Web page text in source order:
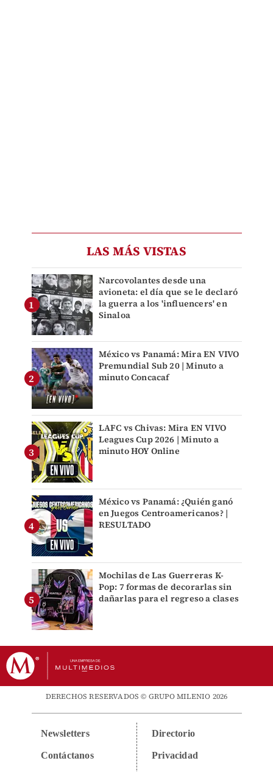
LAS MÁS VISTAS
Narcovolantes desde una
avioneta: el día que se le declaró
la guerra a los 'influencers' en
Sinaloa
México vs Panamá: Mira EN VIVO
Premundial Sub 20 | Minuto a
minuto Concacaf
LAFC vs Chivas: Mira EN VIVO
Leagues Cup 2026 | Minuto a
minuto HOY Online
México vs Panamá: ¿Quién ganó
en Juegos Centroamericanos? |
RESULTADO
Mochilas de Las Guerreras K-
Pop: 7 formas de decorarlas sin
dañarlas para el regreso a clases
DERECHOS RESERVADOS © GRUPO MILENIO 2026
Newsletters
Contáctanos
Directorio
Privacidad